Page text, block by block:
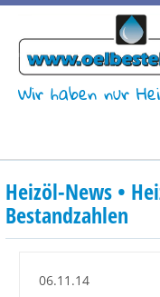
Wir haben nur
Heizölpreise
Aktueller Heizölpreis
Heizöl-News •
Bestandzahlen
06.11.14